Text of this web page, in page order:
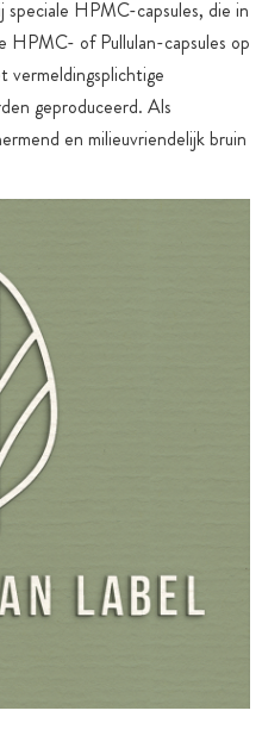
speciale HPMC-capsules, die in
of Pullulan-capsules op
vermeldingsplichtige
geproduceerd. Als
en milieuvriendelijk bruin